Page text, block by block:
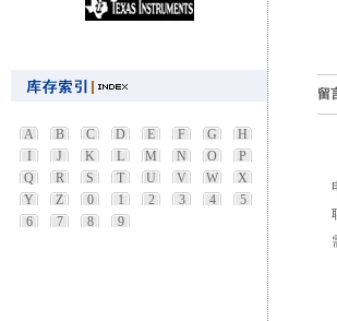
A B C D E F G
H
I
J K L M N O
P
Q
R S T U V W
X
Y
Z 0 1 2 3 4
5
6
7 8 9
留